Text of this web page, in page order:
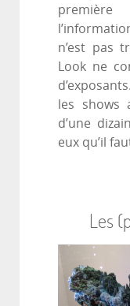
n’est pas
Look ne
les shows
d’une
eux qu’il
Les